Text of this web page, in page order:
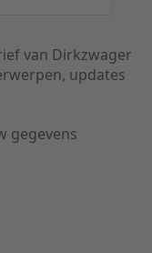
van Dirkzwager
updates
gegevens